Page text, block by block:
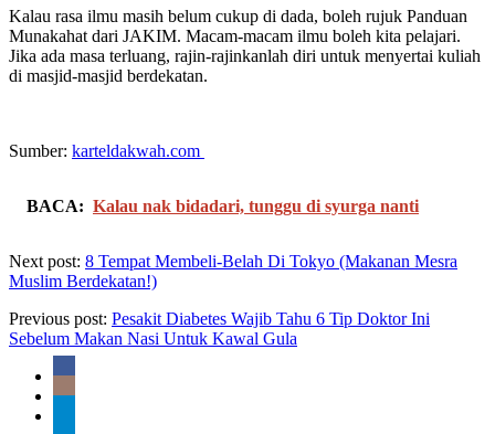
Kalau rasa ilmu masih belum cukup di dada, boleh rujuk Panduan
Munakahat dari JAKIM. Macam-macam ilmu boleh kita pelajari.
Jika ada masa terluang, rajin-rajinkanlah diri untuk menyertai kuliah
di masjid-masjid berdekatan.
Sumber: karteldakwah.com
BACA: Kalau nak bidadari, tunggu di syurga nanti
Next post: 8 Tempat Membeli-Belah Di Tokyo (Makanan Mesra
Muslim Berdekatan!)
Previous post: Pesakit Diabetes Wajib Tahu 6 Tip Doktor Ini
Sebelum Makan Nasi Untuk Kawal Gula